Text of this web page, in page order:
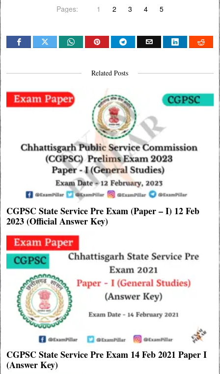
Pages: 1 2 3 4 5
Related Posts
CGPSC State Service Pre Exam (Paper – I) 12 Feb
2023 (Official Answer Key)
CGPSC State Service Pre Exam 14 Feb 2021 Paper I
(Answer Key)